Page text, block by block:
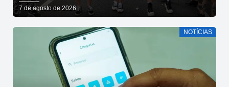
7 de agosto de 2026
NOTÍCIAS